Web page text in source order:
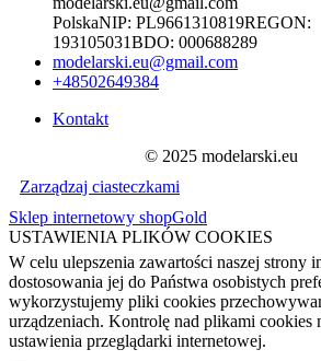
PolskaNIP: PL9661310819REGON:
193105031BDO: 000688289
modelarski.eu@gmail.com
+48502649384
Kontakt
© 2025 modelarski.eu
Zarządzaj ciasteczkami
Sklep internetowy shopGold
USTAWIENIA PLIKÓW COOKIES
W celu ulepszenia zawartości naszej strony
dostosowania jej do Państwa osobistych
wykorzystujemy pliki cookies
urządzeniach. Kontrolę nad plikami cookies
ustawienia przeglądarki internetowej.